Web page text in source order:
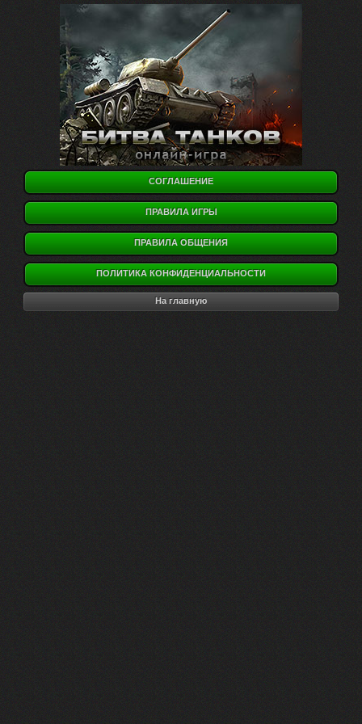
СОГЛАШЕНИЕ
ПРАВИЛА ИГРЫ
ПРАВИЛА ОБЩЕНИЯ
ПОЛИТИКА КОНФИДЕНЦИАЛЬНОСТИ
На главную